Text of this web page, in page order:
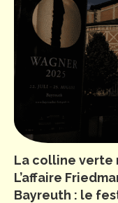
La colline verte
L’affaire
Bayreuth : le